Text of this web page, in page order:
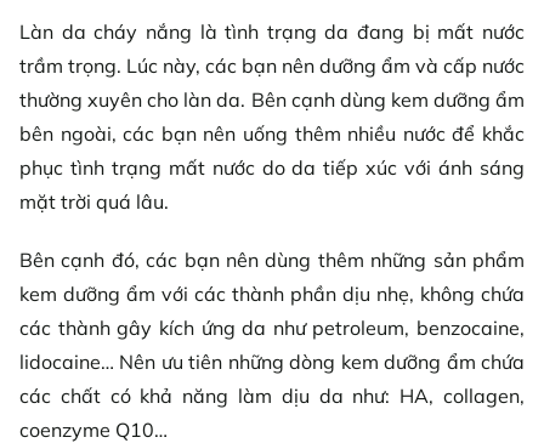
Làn da cháy nắng là tình trạng da đang bị mất nước
trầm trọng. Lúc này, các bạn nên dưỡng ẩm và cấp nước
thường xuyên cho làn da. Bên cạnh dùng kem dưỡng ẩm
bên ngoài, các bạn nên uống thêm nhiều nước để khắc
phục tình trạng mất nước do da tiếp xúc với ánh sáng
mặt trời quá lâu.
Bên cạnh đó, các bạn nên dùng thêm những sản phẩm
kem dưỡng ẩm với các thành phần dịu nhẹ, không chứa
các thành gây kích ứng da như petroleum, benzocaine,
lidocaine… Nên ưu tiên những dòng kem dưỡng ẩm chứa
các chất có khả năng làm dịu da như: HA, collagen,
coenzyme Q10…